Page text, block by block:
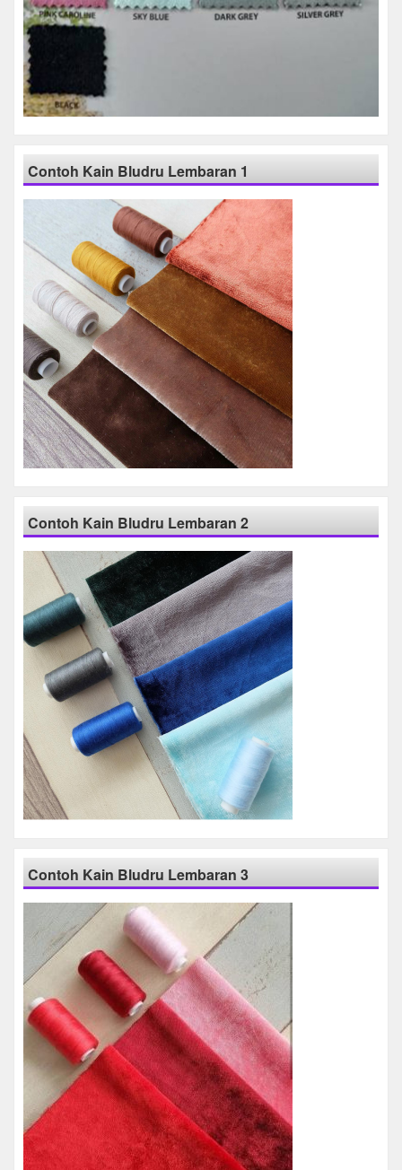
Contoh Kain Bludru Lembaran 1
Contoh Kain Bludru Lembaran 2
Contoh Kain Bludru Lembaran 3